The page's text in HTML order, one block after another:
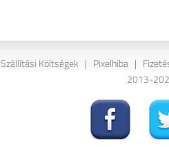
Szállítási Költségek | Pixelhiba |
2013-